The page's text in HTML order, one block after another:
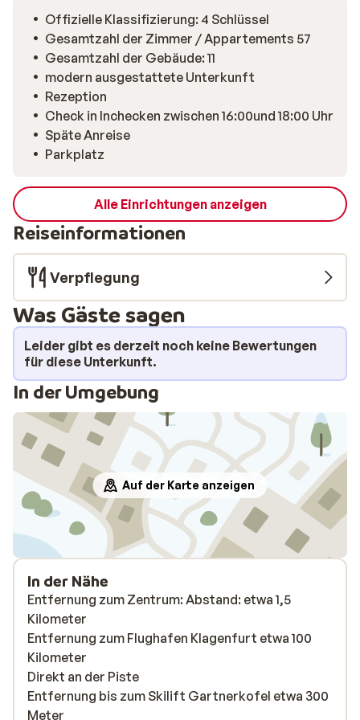
erreichbar, sodass du dein Equipment nicht weit tragen
musst. Nach einem Tag auf den abwechslungsreichen
Pisten von Nassfeld kannst du in deinem gemütlichen
Apartment wunderbar abschalten. Die Ruhe der Berge
und der knirschende Schnee draußen sorgen für die
perfekte Ausklang eines gelungenen Skitags.
Offizielle Klassifizierung: 4 Schlüssel
Gesamtzahl der Zimmer / Appartements 57
Gesamtzahl der Gebäude: 11
modern ausgestattete Unterkunft
Rezeption
Check in Inchecken zwischen 16:00und 18:00 Uhr
Späte Anreise
Parkplatz
Alle Einrichtungen anzeigen
Reiseinformationen
Verpflegung
Was Gäste sagen
Leider gibt es derzeit noch keine Bewertungen
für diese Unterkunft.
In der Umgebung
Auf der Karte anzeigen
In der Nähe
Entfernung zum Zentrum: Abstand: etwa 1,5
Kilometer
Entfernung zum Flughafen Klagenfurt etwa 100
Kilometer
Direkt an der Piste
Entfernung bis zum Skilift Gartnerkofel etwa 300
Meter